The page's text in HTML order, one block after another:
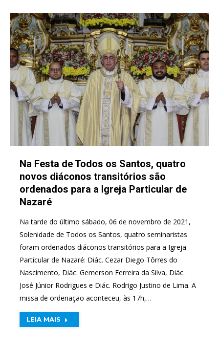
Na Festa de Todos os Santos, quatro
novos diáconos transitórios são
ordenados para a Igreja Particular de
Nazaré
Na tarde do último sábado, 06 de novembro de 2021,
Solenidade de Todos os Santos, quatro seminaristas
foram ordenados diáconos transitórios para a Igreja
Particular de Nazaré: Diác. Cezar Diego Tôrres do
Nascimento, Diác. Gemerson Ferreira da Silva, Diác.
José Júnior Rodrigues e Diác. Rodrigo Justino de Lima. A
missa de ordenação aconteceu, às 17h,…
LEIA MAIS